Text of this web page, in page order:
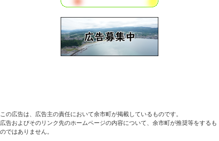
この広告は、広告主の責任において余市町が掲載しているものです。
広告およびそのリンク先のホームページの内容について、余市町が推奨等をするも
のではありません。